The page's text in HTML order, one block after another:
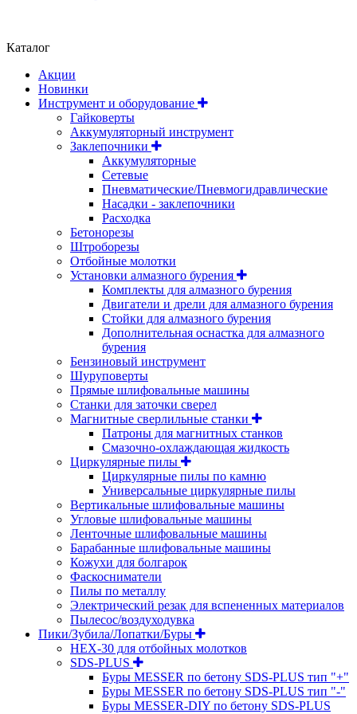
Каталог
Акции
Новинки
Инструмент и оборудование
Гайковерты
Аккумуляторный инструмент
Заклепочники
Аккумуляторные
Сетевые
Пневматические/Пневмогидравлические
Насадки - заклепочники
Расходка
Бетонорезы
Штроборезы
Отбойные молотки
Установки алмазного бурения
Комплекты для алмазного бурения
Двигатели и дрели для алмазного бурения
Стойки для алмазного бурения
Дополнительная оснастка для алмазного
бурения
Бензиновый инструмент
Шуруповерты
Прямые шлифовальные машины
Станки для заточки сверел
Магнитные сверлильные станки
Патроны для магнитных станков
Смазочно-охлаждающая жидкость
Циркулярные пилы
Циркулярные пилы по камню
Универсальные циркулярные пилы
Вертикальные шлифовальные машины
Угловые шлифовальные машины
Ленточные шлифовальные машины
Барабанные шлифовальные машины
Кожухи для болгарок
Фаскосниматели
Пилы по металлу
Электрический резак для вспененных материалов
Пылесос/воздуходувка
Пики/Зубила/Лопатки/Буры
HEX-30 для отбойных молотков
SDS-PLUS
Буры MESSER по бетону SDS-PLUS тип "+"
Буры MESSER по бетону SDS-PLUS тип "-"
Буры MESSER-DIY по бетону SDS-PLUS